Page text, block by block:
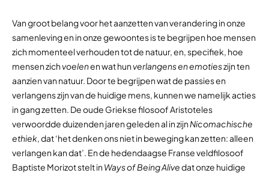
Van groot belang voor het aanzetten van verandering in onze
samenleving en in onze gewoontes is te begrijpen hoe mensen
zich momenteel verhouden tot de natuur, en, specifiek, hoe
mensen zichvoelenen wat hunverlangens en emotieszijn ten
aanzien van natuur. Door te begrijpen wat de passies en
verlangens zijn van de huidige mens, kunnen we namelijk acties
in gang zetten. De oude Griekse filosoof Aristoteles
verwoordde duizenden jaren geleden al in zijn Nicomachische
ethiek, dat ‘het denken ons niet in beweging kan zetten: alleen
verlangen kan dat’. En de hedendaagse Franse veldfilosoof
Baptiste Morizot stelt in Ways of Being Alivedat onze huidige